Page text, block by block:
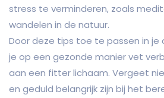
stress te verminderen, zoals
wandelen in de natuur.
Door deze tips toe te passen in je
je op een gezonde manier vet
aan een fitter lichaam. Vergeet
en geduld belangrijk zijn bij het